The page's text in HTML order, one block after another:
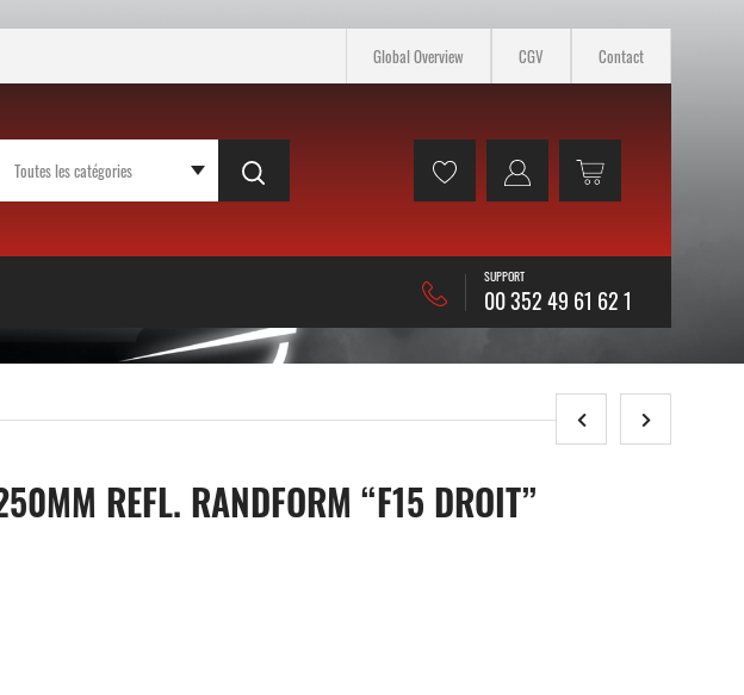
Global Overview CGV Contact
SUPPORT
00 352 49 61 62 1
REFL. RANDFORM “F15 DROIT”